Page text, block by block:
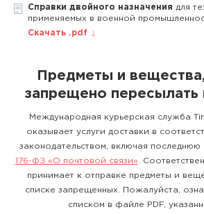
Справки двойного назначения для
применяемых в военной
Скачать .pdf
Предметы и
запрещено пересылать
Международная курьерская служба
оказывает услуги доставки в
законодательством, включая последнюю
176-ФЗ «О почтовой связи» .
принимает к отправке предметы и
списке запрещенных. Пожалуйста,
списком в файле PDF,